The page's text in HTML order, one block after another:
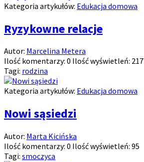
Kategoria artykułów: Edukacja domowa
Ryzykowne relacje
Autor: Marcelina Metera
Ilość komentarzy: 0 Ilość wyświetleń: 217
Tagi: rodzina
Kategoria artykułów: Edukacja domowa
Nowi sąsiedzi
Autor: Marta Kicińska
Ilość komentarzy: 0 Ilość wyświetleń: 95
Tagi: smoczyca